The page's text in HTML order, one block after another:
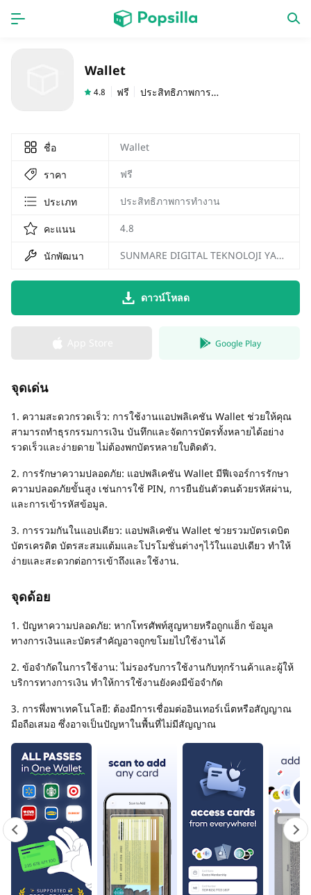
ออกใหม่
Wallet
4.8 ฟรี ประสิทธิภาพการทำงาน
ชื่อ Wallet
ราคา ฟรี
ประเภท ประสิทธิภาพการทำงาน
คะแนน 4.8
นักพัฒนา SUNMARE DIGITAL TEKNOLOJI YAZILIM SANAYI TICARET
ดาวน์โหลด
Google Play
จุดเด่น
1. ความสะดวกรวดเร็ว: การใช้งานแอปพลิเคชัน Wallet ช่วยให้คุณ
สามารถทำธุรกรรมการเงิน บันทึกและจัดการบัตรทั้งหลายได้อย่าง
รวดเร็วและง่ายดาย ไม่ต้องพกบัตรหลายใบติดตัว.
2. การรักษาความปลอดภัย: แอปพลิเคชัน Wallet มีฟีเจอร์การรักษา
ความปลอดภัยขั้นสูง เช่นการใช้ PIN, การยืนยันตัวตนด้วยรหัสผ่าน,
และการเข้ารหัสข้อมูล.
3. การรวมกันในแอปเดียว: แอปพลิเคชัน Wallet ช่วยรวมบัตรเดบิต
บัตรเครดิต บัตรสะสมแต้มและโปรโมชั่นต่างๆไว้ในแอปเดียว ทำให้
ง่ายและสะดวกต่อการเข้าถึงและใช้งาน.
จุดด้อย
1. ปัญหาความปลอดภัย: หากโทรศัพท์สูญหายหรือถูกแฮ็ก ข้อมูล
ทางการเงินและบัตรสำคัญอาจถูกขโมยไปใช้งานได้
2. ข้อจำกัดในการใช้งาน: ไม่รองรับการใช้งานกับทุกร้านค้าและผู้ให้
บริการทางการเงิน ทำให้การใช้งานยังคงมีข้อจำกัด
3. การพึ่งพาเทคโนโลยี: ต้องมีการเชื่อมต่ออินเทอร์เน็ตหรือสัญญาณ
มือถือเสมอ ซึ่งอาจเป็นปัญหาในพื้นที่ไม่มีสัญญาณ